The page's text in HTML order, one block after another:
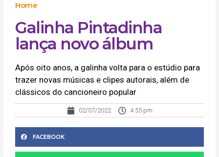
Home
Galinha Pintadinha
lança novo álbum
Após oito anos, a galinha volta para o estúdio para
trazer novas músicas e clipes autorais, além de
clássicos do cancioneiro popular
02/07/2022 4:55 pm
FACEBOOK